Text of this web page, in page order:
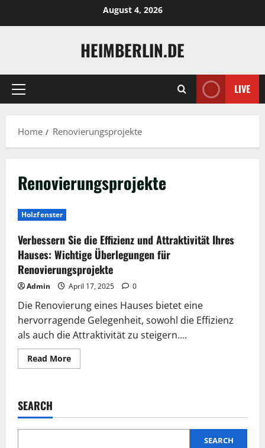
August 4, 2026
HEIMBERLIN.DE
Primary
LIVE
Home Renovierungsprojekte
Renovierungsprojekte
Holzfenster
Verbessern Sie die Effizienz und Attraktivität Ihres
Hauses: Wichtige Überlegungen für
Renovierungsprojekte
Admin April 17, 2025 0
Die Renovierung eines Hauses bietet eine
hervorragende Gelegenheit, sowohl die Effizienz
als auch die Attraktivität zu steigern....
Read MoreRead
more
und
Ihres
SEARCH
SEARCH